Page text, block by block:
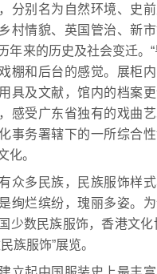
分别名为自然环境、史前
村情貌、英国管治、新市
年来的历史及社会变迁。
棚和后台的感觉。展柜
具及文献，馆内的档案
感受广东省独有的戏曲
事务署辖下的一所综合
化。
多民族，民族服饰样式
绚烂缤纷，瑰丽多姿。
少数民族服饰，香港文化
族服饰”展览。